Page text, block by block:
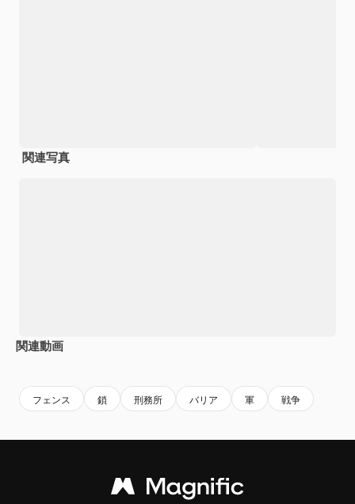
関連写真
関連動画
フェンス 鎖 刑務所 バリア 軍 戦争